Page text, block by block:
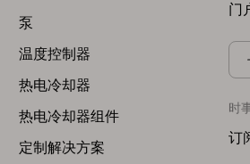
泵
温度控制器
热电冷却器
热电冷却器组件
定制解决方案
门
时
订